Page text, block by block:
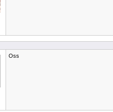
Oss